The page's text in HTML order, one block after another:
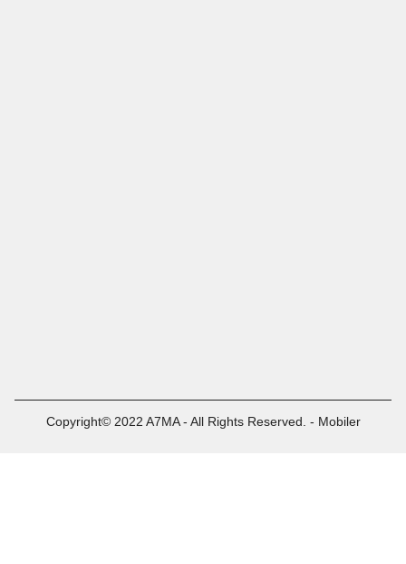
Copyright© 2022 A7MA - All Rights Reserved. - Mobiler